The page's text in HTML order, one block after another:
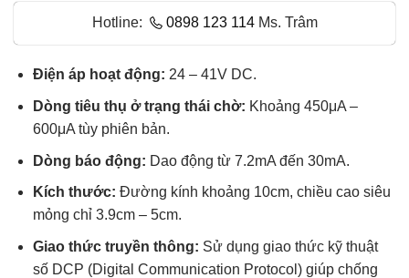
hạng
5
Hotline: 0898 123 114Ms. Trâm
Điện áp hoạt động: 24 – 41V DC.
Dòng tiêu thụ ở trạng thái chờ: Khoảng 450μA –
600μA tùy phiên bản.
Dòng báo động: Dao động từ 7.2mA đến 30mA.
Kích thước: Đường kính khoảng 10cm, chiều cao siêu
mỏng chỉ 3.9cm – 5cm.
Giao thức truyền thông: Sử dụng giao thức kỹ thuật
số DCP (Digital Communication Protocol) giúp chống